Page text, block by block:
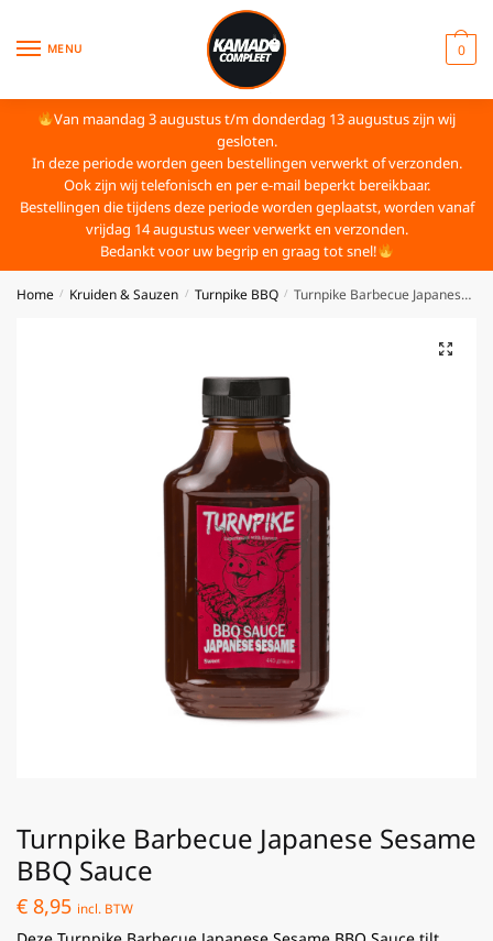
MENU 0
Van maandag 3 augustus t/m donderdag 13 augustus zijn wij
gesloten.
In deze periode worden geen bestellingen verwerkt of verzonden.
Ook zijn wij telefonisch en per e-mail beperkt bereikbaar.
Bestellingen die tijdens deze periode worden geplaatst, worden vanaf
vrijdag 14 augustus weer verwerkt en verzonden.
Bedankt voor uw begrip en graag tot snel!
Home / Kruiden & Sauzen / Turnpike BBQ / Turnpike Barbecue Japanese Sesame BBQ Sauce
Turnpike Barbecue Japanese Sesame
BBQ Sauce
€ 8,95 incl. BTW